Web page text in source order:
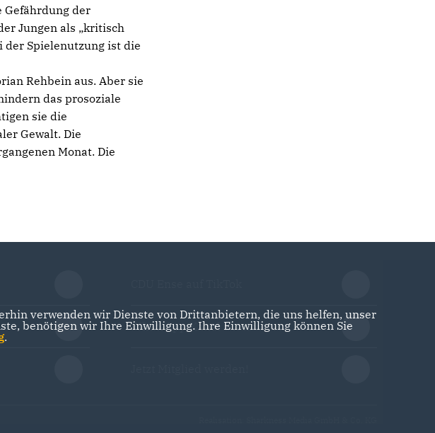
der
Jungen als „kritisch
der Spielenutzung ist die
Rehbein aus. Aber sie
das prosoziale
sie die
Gewalt. Die
Monat. Die
WhatsApp Kanal abonnieren
verwenden wir Dienste von Drittanbietern, die uns helfen, unser
benötigen wir Ihre Einwilligung. Ihre Einwilligung können Sie
.